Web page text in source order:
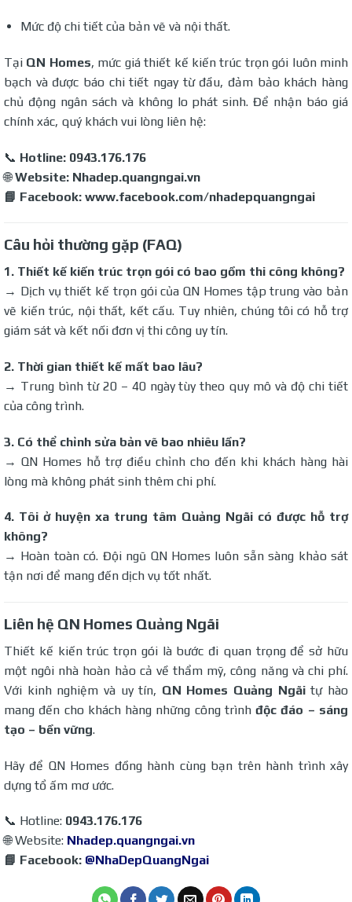
Mức độ chi tiết của bản vẽ và nội thất.
Tại QN Homes, mức giá thiết kế kiến trúc trọn gói luôn minh
bạch và được báo chi tiết ngay từ đầu, đảm bảo khách hàng
chủ động ngân sách và không lo phát sinh. Để nhận báo giá
chính xác, quý khách vui lòng liên hệ:
📞 Hotline: 0943.176.176
🌐Website: Nhadep.quangngai.vn
📘 Facebook: www.facebook.com/nhadepquangngai
Câu hỏi thường gặp (FAQ)
1. Thiết kế kiến trúc trọn gói có bao gồm thi công không?
→ Dịch vụ thiết kế trọn gói của QN Homes tập trung vào bản
vẽ kiến trúc, nội thất, kết cấu. Tuy nhiên, chúng tôi có hỗ trợ
giám sát và kết nối đơn vị thi công uy tín.
2. Thời gian thiết kế mất bao lâu?
→ Trung bình từ 20 – 40 ngày tùy theo quy mô và độ chi tiết
của công trình.
3. Có thể chỉnh sửa bản vẽ bao nhiêu lần?
→ QN Homes hỗ trợ điều chỉnh cho đến khi khách hàng hài
lòng mà không phát sinh thêm chi phí.
4. Tôi ở huyện xa trung tâm Quảng Ngãi có được hỗ trợ
không?
→ Hoàn toàn có. Đội ngũ QN Homes luôn sẵn sàng khảo sát
tận nơi để mang đến dịch vụ tốt nhất.
Liên hệ QN Homes Quảng Ngãi
Thiết kế kiến trúc trọn gói là bước đi quan trọng để sở hữu
một ngôi nhà hoàn hảo cả về thẩm mỹ, công năng và chi phí.
Với kinh nghiệm và uy tín, QN Homes Quảng Ngãitự hào
mang đến cho khách hàng những công trìnhđộc đáo – sáng
tạo – bền vững.
Hãy để QN Homes đồng hành cùng bạn trên hành trình xây
dựng tổ ấm mơ ước.
📞 Hotline: 0943.176.176
🌐 Website: Nhadep.quangngai.vn
📘 Facebook: @NhaDepQuangNgai